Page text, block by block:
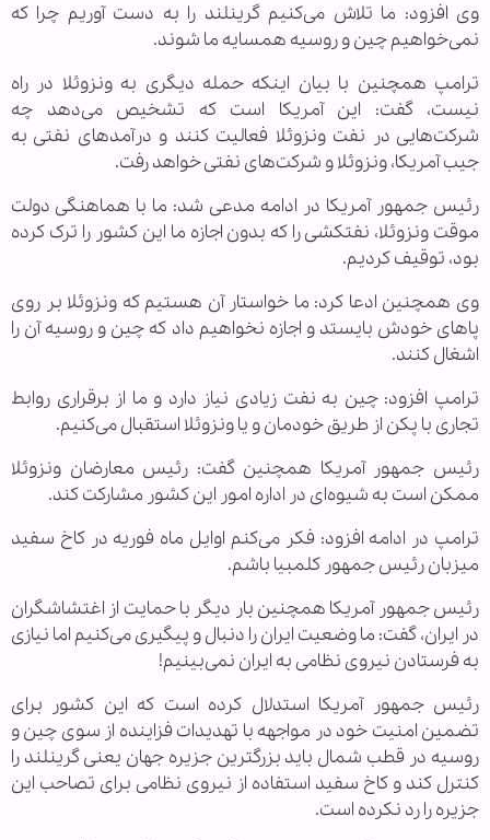
وی افزود: ما تلاش می‌کنیم گرینلند را به دست آوریم چرا که
نمی‌خواهیم چین و روسیه همسایه ما شوند.
ترامپ همچنین با بیان اینکه حمله دیگری به ونزوئلا در راه
نیست، گفت: این آمریکا است که تشخیص می‌دهد چه
شرکت‌هایی در نفت ونزوئلا فعالیت کنند و درآمدهای نفتی به
جیب آمریکا، ونزوئلا و شرکت‌های نفتی خواهد رفت.
رئیس جمهور آمریکا در ادامه مدعی شد: ما با هماهنگی دولت
موقت ونزوئلا، نفتکشی را که بدون اجازه ما این کشور را ترک کرده
بود، توقیف کردیم.
وی همچنین ادعا کرد: ما خواستار آن هستیم که ونزوئلا بر روی
پاهای خودش بایستد و اجازه نخواهیم داد که چین و روسیه آن را
اشغال کنند.
ترامپ افزود: چین به نفت زیادی نیاز دارد و ما از برقراری روابط
تجاری با پکن از طریق خودمان و یا ونزوئلا استقبال می‌کنیم.
رئیس جمهور آمریکا همچنین گفت: رئیس معارضان ونزوئلا
ممکن است به شیوه‌ای در اداره امور این کشور مشارکت کند.
ترامپ در ادامه افزود: فکر می‌کنم اوایل ماه فوریه در کاخ سفید
میزبان رئیس جمهور کلمبیا باشم.
رئیس جمهور آمریکا همچنین بار دیگر با حمایت از اغتشاشگران
در ایران، گفت: ما وضعیت ایران را دنبال و پیگیری می‌کنیم اما نیازی
به فرستادن نیروی نظامی به ایران نمی‌بینیم!
رئیس جمهور آمریکا استدلال کرده است که این کشور برای
تضمین امنیت خود در مواجهه با تهدیدات فزاینده از سوی چین و
روسیه در قطب شمال باید بزرگترین جزیره جهان یعنی گرینلند را
کنترل کند و کاخ سفید استفاده از نیروی نظامی برای تصاحب این
جزیره را رد نکرده است.